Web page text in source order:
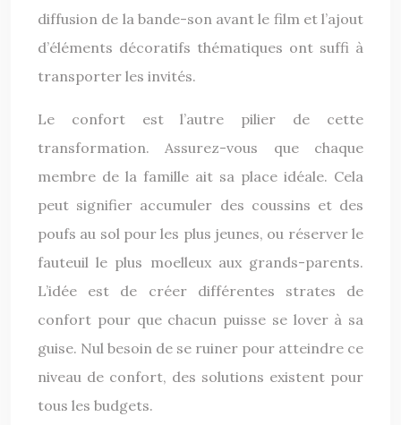
diffusion de la bande-son avant le film et l’ajout
d’éléments décoratifs thématiques ont suffi à
transporter les invités.
Le confort est l’autre pilier de cette
transformation. Assurez-vous que chaque
membre de la famille ait sa place idéale. Cela
peut signifier accumuler des coussins et des
poufs au sol pour les plus jeunes, ou réserver le
fauteuil le plus moelleux aux grands-parents.
L’idée est de créer différentes strates de
confort pour que chacun puisse se lover à sa
guise. Nul besoin de se ruiner pour atteindre ce
niveau de confort, des solutions existent pour
tous les budgets.